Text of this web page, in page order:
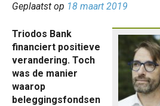
Geplaatst op 18 maart 2019
Triodos Bank
financiert positieve
verandering. Toch
was de manier
waarop
beleggingsfondsen